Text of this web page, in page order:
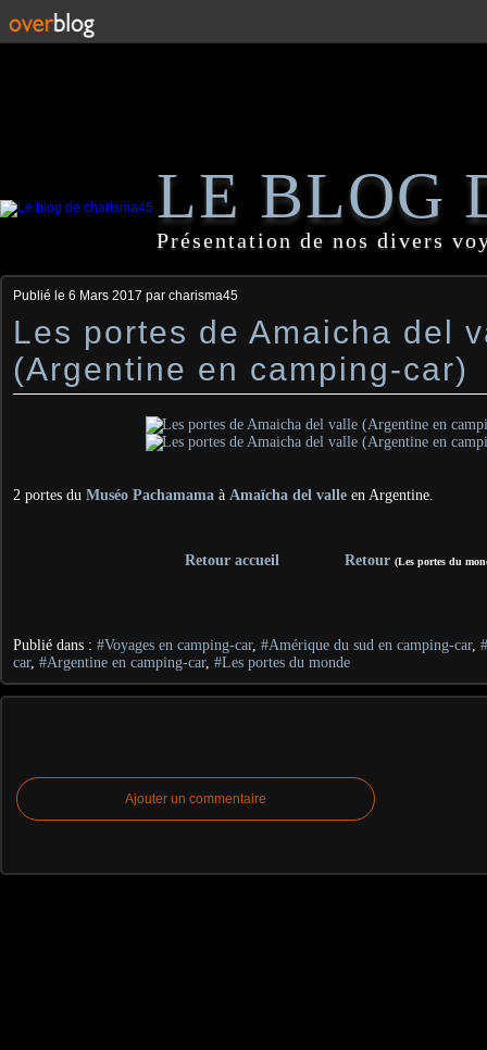
LE BLOG
Présentation de nos divers
Publié le 6 Mars 2017 par charisma45
Les portes de Amaicha del
(Argentine en camping-car)
2 portes du Muséo Pachamama à Amaïcha del valle en Argentine.
Retour accueil Retour (Les portes du
Publié dans : #Voyages en camping-car, #Amérique du sud en camping-car,
car, #Argentine en camping-car, #Les portes du monde
Ajouter un commentaire